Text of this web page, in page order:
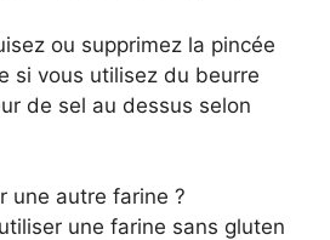
ou supprimez la pincée
si vous utilisez du beurre
de sel au dessus selon
une autre farine ?
une farine sans gluten